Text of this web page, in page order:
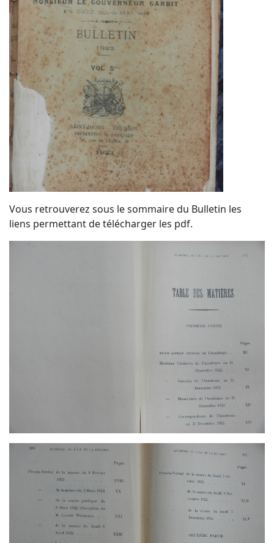
Vous retrouverez sous le sommaire du Bulletin les
liens permettant de télécharger les pdf.